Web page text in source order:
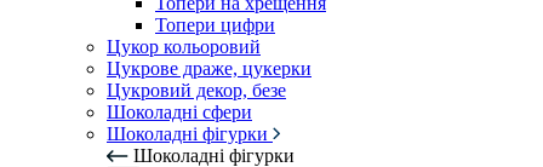
Топери цифри
Цукор кольоровий
Цукрове драже, цукерки
Цукровий декор, безе
Шоколадні сфери
Шоколадні фігурки
Шоколадні фігурки